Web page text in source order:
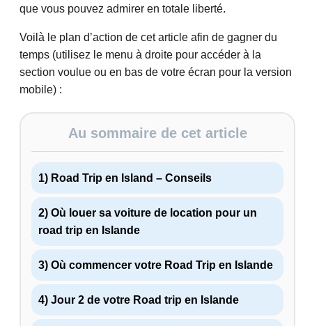
que vous pouvez admirer en totale liberté.
Voilà le plan d’action de cet article afin de gagner du
temps (utilisez le menu à droite pour accéder à la
section voulue ou en bas de votre écran pour la version
mobile) :
Au sommaire de cet article
1) Road Trip en Island – Conseils
2) Où louer sa voiture de location pour un
road trip en Islande
3) Où commencer votre Road Trip en Islande
4) Jour 2 de votre Road trip en Islande